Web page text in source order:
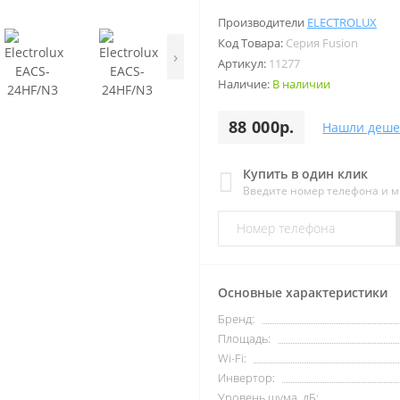
›
Производители ELECTROLUX
Код Товара: Серия Fusion
Артикул: 11277
Наличие: В наличии
88 000р. Нашли
Купить в один клик
Введите номер телефона и
Основные характеристики
Бренд:
Площадь:
Wi-Fi:
Инвертор: